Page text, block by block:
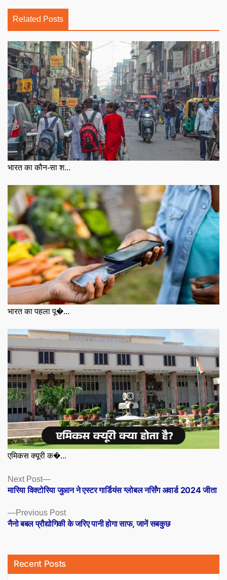
Related Posts
भारत का कौन-सा श...
भारत का पहला पू�...
एमिकस क्यूरी क�...
Posts
navigation
Previous PostPrevious
post:
नैनो बबल प्रौद्योगिकी के जरिए पानी होगा साफ, जानें सबकुछ
Next Post
Next
post:
मारिया विक्टोरिया जुआन ने एस्टर गार्डियंस ग्लोबल नर्सिंग अवार्ड 2024 जीता
Recent Posts